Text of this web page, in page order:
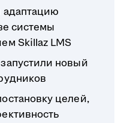
системы
Skillaz LMS
новый
целей,